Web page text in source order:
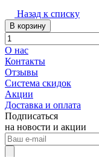
Назад к списку
В корзину
О нас
Контакты
Отзывы
Система скидок
Акции
Доставка и оплата
Подписаться
на новости и акции